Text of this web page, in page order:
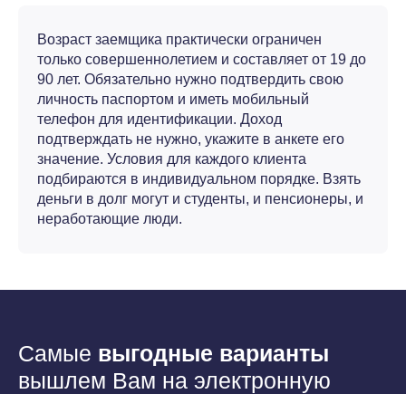
Возраст заемщика практически ограничен
только совершеннолетием и составляет от 19 до
90 лет. Обязательно нужно подтвердить свою
личность паспортом и иметь мобильный
телефон для идентификации. Доход
подтверждать не нужно, укажите в анкете его
значение. Условия для каждого клиента
подбираются в индивидуальном порядке. Взять
деньги в долг могут и студенты, и пенсионеры, и
неработающие люди.
Самые выгодные варианты
вышлем Вам на электронную